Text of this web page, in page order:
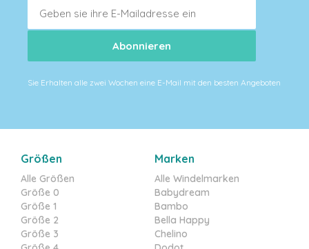
Sie Erhalten alle zwei Wochen eine E-Mail mit den besten Angeboten
Größen
Alle Größen
Größe 0
Größe 1
Größe 2
Größe 3
Marken
Alle Windelmarken
Babydream
Bambo
Bella Happy
Chelino